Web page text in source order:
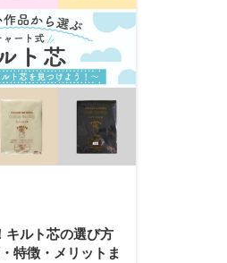
キルト芯の選び方
特徴・メリットま